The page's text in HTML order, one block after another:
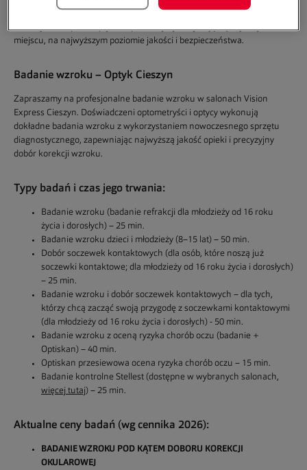
Wybierając nasze salony, masz pewność, że badanie wzroku, dobór
miejscu, na najwyższym poziomie jakości i bezpieczeństwa.
Badanie wzroku – Optyk Cieszyn
Zapraszamy na profesjonalne badanie wzroku w salonach Vision
Express Cieszyn. Doświadczeni optometryści i optycy wykonują
dokładne badania wzroku z wykorzystaniem nowoczesnego sprzętu
diagnostycznego, zapewniając najwyższą jakość opieki i precyzyjny
dobór korekcji wzroku.
Typy badań i czas jego trwania:
Badanie wzroku (badanie refrakcji dla młodzieży od 16 roku
życia i dorosłych) – 25 min.
Badanie wzroku dzieci i młodzieży (8–15 lat) – 50 min.
Dobór soczewek kontaktowych (dla osób, które noszą już
soczewki kontaktowe; dla młodzieży od 16 roku życia i dorosłych)
– 25 min.
Badanie wzroku i dobór soczewek kontaktowych – dla tych,
którzy chcą zacząć swoją przygodę z soczewkami kontaktowymi
(dla młodzieży od 16 roku życia i dorosłych) - 50 min.
Badanie wzroku z oceną ryzyka chorób oczu (badanie +
Optiskan) – 40 min.
Optiskan przesiewowa ocena ryzyka chorób oczu – 15 min.
Badanie kontrolne Stellest (dostępne w wybranych salonach,
więcej tutaj) – 25 min.
Aktualne ceny badań (wg cennika 2026):
BADANIE WZROKU POD KĄTEM DOBORU KOREKCJI
OKULAROWEJ